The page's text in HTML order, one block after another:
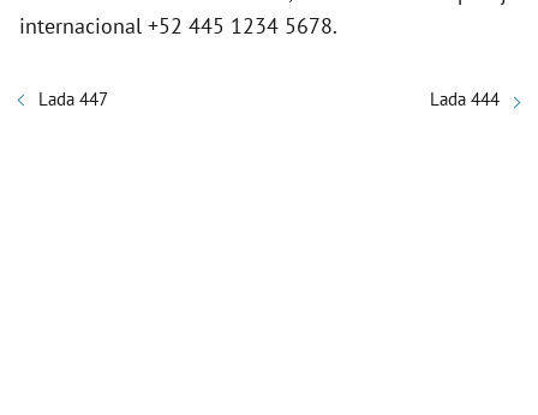
internacional +52 445 1234 5678.
Lada 447 Lada 444